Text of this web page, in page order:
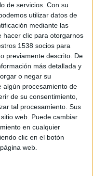
de servicios. Con su
utilizar datos de
mediante las
hacer clic para otorgarnos
1538 socios para
previamente descrito. De
más detallada y
o negar su
algún procesamiento de
de su consentimiento,
tal procesamiento. Sus
web. Puede cambiar
en cualquier
clic en el botón
web.
Magdalena
Caballero
Virgós
Alba Lavorato,
Miranda, Mireia
María Ángeles